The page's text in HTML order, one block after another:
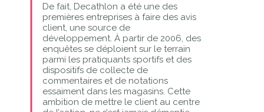
De fait, Decathlon a été une des
premières entreprises à faire des avis
client, une source de
développement. À partir de 2006, des
enquêtes se déploient sur le terrain
parmi les pratiquants sportifs et des
dispositifs de collecte de
commentaires et de notations
essaiment dans les magasins. Cette
ambition de mettre le client au centre